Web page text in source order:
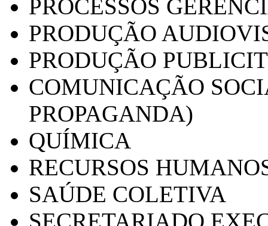
PROCESSOS
PRODUÇÃO
PRODUÇÃO
COMUNICAÇÃO
PROPAGANDA)
QUÍMICA
RECURSOS
SAÚDE COLETIVA
SECRETARIADO